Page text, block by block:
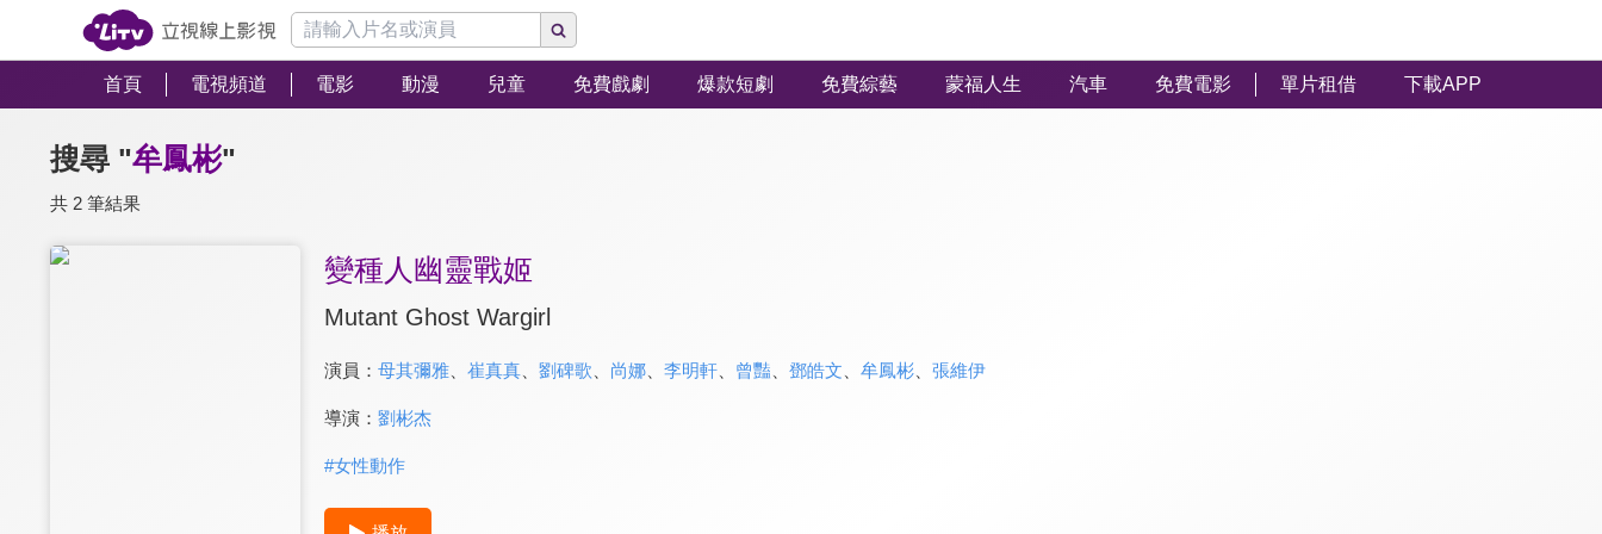
首頁 電視頻道 電影 動漫 兒童 免費戲劇 爆款短劇 免費綜藝 蒙福人生 汽車 免費電影 單片租借 下載APP
搜尋 "牟鳳彬"
共 2 筆結果
變種人幽靈戰姬
Mutant Ghost Wargirl
演員： 母其彌雅、 崔真真、 劉碑歌 尚娜、 李明軒、 曾豔 鄧皓文 牟鳳彬、 張維伊
導演： 劉彬杰
#女性動作